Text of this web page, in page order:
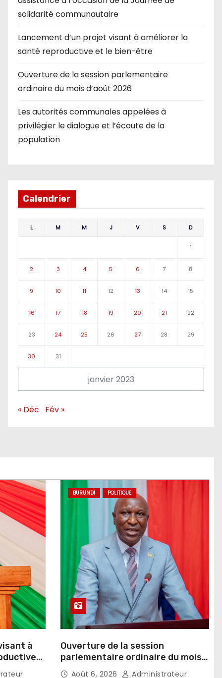
solidarité communautaire
Lancement d’un projet visant à améliorer la
santé reproductive et le bien-être
Ouverture de la session parlementaire
ordinaire du mois d’août 2026
Les autorités communales appelées à
privilégier le dialogue et l’écoute de la
population
Calendrier
janvier 2023
L M M J V S D
1
2 3 4 5 6 7 8
9 10 11 12 13 14 15
16 17 18 19 20 21 22
23 24 25 26 27 28 29
30 31
« Déc Fév »
à
BURUNDI POLITIQUE
Ouverture de la session
parlementaire ordinaire du mois
d’août 2026
Août 6, 2026 Administrateur